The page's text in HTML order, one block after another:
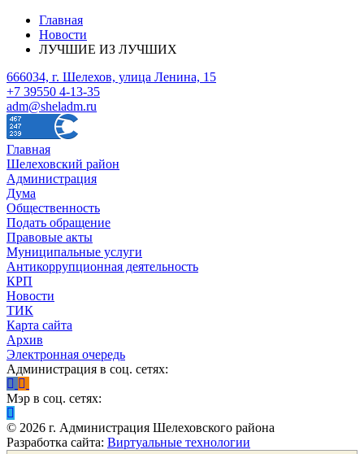
Главная
Новости
ЛУЧШИЕ ИЗ ЛУЧШИХ
666034, г. Шелехов, улица Ленина, 15
+7 39550 4-13-35
adm@sheladm.ru
Главная
Шелеховский район
Администрация
Дума
Общественность
Подать обращение
Правовые акты
Муниципальные услуги
Антикоррупционная деятельность
КРП
Новости
ТИК
Карта сайта
Архив
Электронная очередь
Администрация в соц. сетях:
Мэр в соц. сетях:
© 2026 г. Администрация Шелеховского района
Разработка сайта: Виртуальные технологии